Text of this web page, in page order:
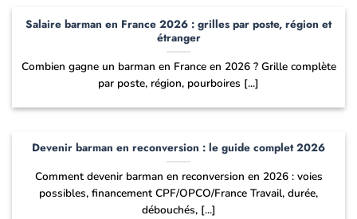
Salaire barman en France 2026 : grilles par poste, région et
étranger
Combien gagne un barman en France en 2026 ? Grille complète
par poste, région, pourboires [...]
Devenir barman en reconversion : le guide complet 2026
Comment devenir barman en reconversion en 2026 : voies
possibles, financement CPF/OPCO/France Travail, durée,
débouchés, [...]